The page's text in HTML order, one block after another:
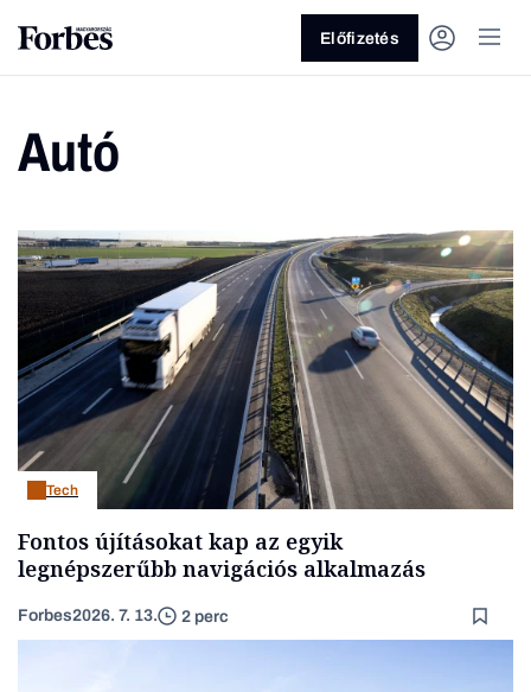
Vagy fedezze fel a következő
témákat
Üzlet Pénz Zöld
Előfizetés
Autó
Tech
Fontos újításokat kap az egyik
legnépszerűbb navigációs alkalmazás
Forbes2026. 7. 13. 2 perc